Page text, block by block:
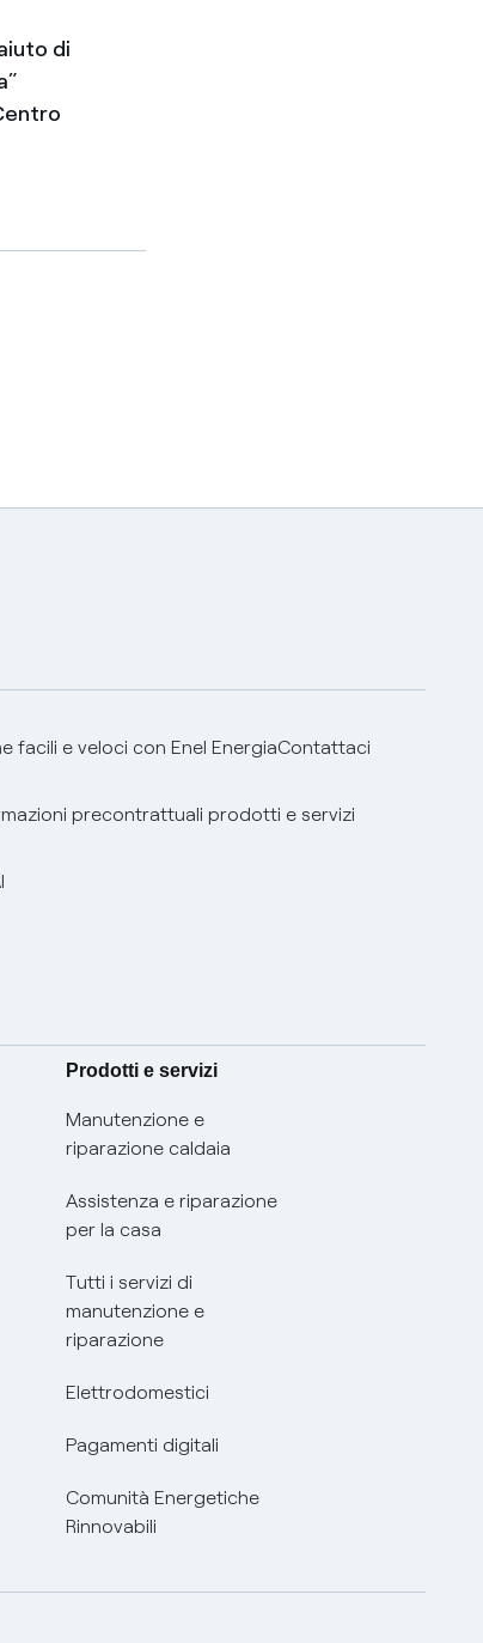
di
facili e veloci con Enel EnergiaContattaci
precontrattuali prodotti e servizi
Prodotti e servizi
Manutenzione e
riparazione caldaia
Assistenza e riparazione
per la casa
Tutti i servizi di
manutenzione e
riparazione
Elettrodomestici
Pagamenti digitali
Comunità Energetiche
Rinnovabili